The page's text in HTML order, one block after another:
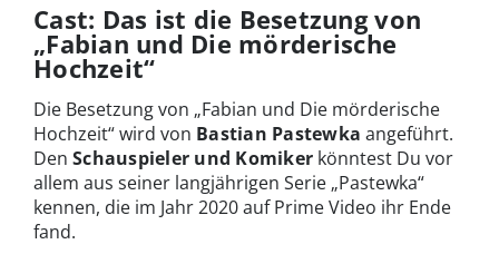
Cast: Das ist die Besetzung von
„Fabian und Die mörderische
Hochzeit“
Die Besetzung von „Fabian und Die mörderische
Hochzeit“ wird von Bastian Pastewka angeführt.
Den Schauspieler und Komiker könntest Du vor
allem aus seiner langjährigen Serie „Pastewka“
kennen, die im Jahr 2020 auf Prime Video ihr Ende
fand.